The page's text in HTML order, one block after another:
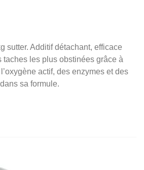
sutter. Additif détachant, efficace
taches les plus obstinées grâce à
actif, des enzymes et des
sa formule.